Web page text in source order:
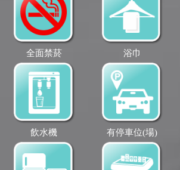
全面禁菸 浴巾
飲水機 有停車位(場)